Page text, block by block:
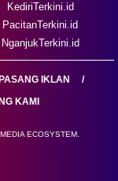
KediriTerkini.id
PacitanTerkini.id
NganjukTerkini.id
PASANG IKLAN
KAMI
ECOSYSTEM.